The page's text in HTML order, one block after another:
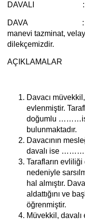
DAVALI :
DAVA :
manevi tazminat,
dilekçemizdir.
AÇIKLAMALAR
Davacı
evlenmiştir.
doğumlu
bulunmaktadır.
Davacının
davalı ise ………
Tarafların evliliği
nedeniyle
hal almıştır.
aldattığını ve
öğrenmiştir.
Müvekkil,